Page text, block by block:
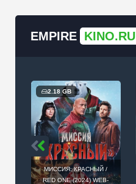
EMPIRE KINO.RU
2.18 GB
МИССИЯ: КРАСНЫЙ /
RED ONE (2024) WEB-